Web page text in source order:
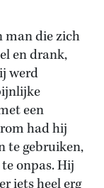
man die zich
en drank,
werd
een
had hij
te gebruiken,
onpas. Hij